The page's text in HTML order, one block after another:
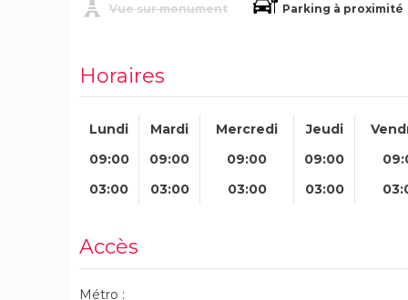
Vue sur monument Parking à proximité
Horaires
Lundi Mardi Mercredi Jeudi
09:00
09:00 09:00 09:00
03:00
03:00 03:00 03:00
Accès
Métro :